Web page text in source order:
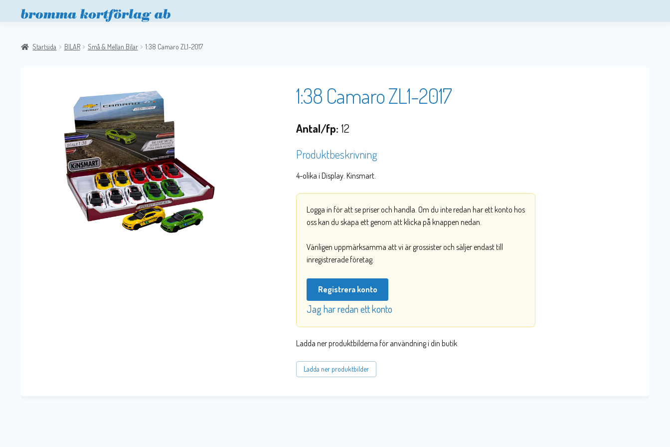
Startsida BILAR Små & Mellan Bilar 1:38 Camaro ZL1-2017
1:38 Camaro ZL1-2017
Antal/fp: 12
Produktbeskrivning
4-olika i Display. Kinsmart.
Logga in för att se priser och handla. Om du inte redan har ett konto hos
oss kan du skapa ett genom att klicka på knappen nedan.
Vänligen uppmärksamma att vi är grossister och säljer endast till
inregistrerade företag.
Registrera konto
Jag har redan ett konto
Ladda ner produktbilderna för användning i din butik
Ladda ner produktbilder